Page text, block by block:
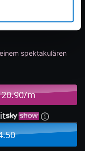
im
spektakulären
m